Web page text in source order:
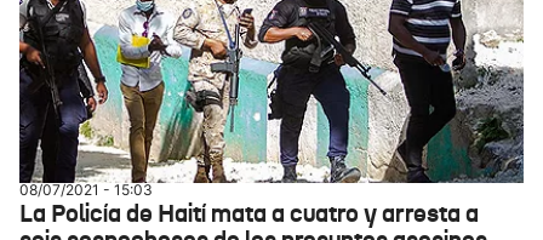
08/07/2021 - 15:03
La Policía de Haití mata a cuatro y arresta a